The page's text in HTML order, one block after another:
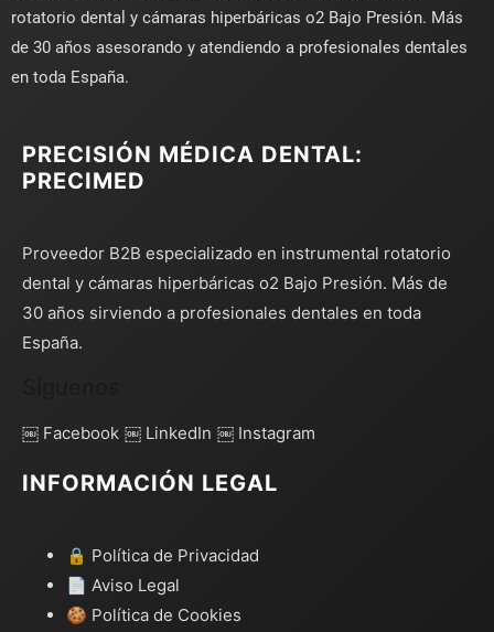
rotatorio dental y cámaras hiperbáricas o2 Bajo Presión. Más
de 30 años asesorando y atendiendo a profesionales dentales
en toda España.
PRECISIÓN MÉDICA DENTAL:
PRECIMED
Proveedor B2B especializado en instrumental rotatorio
dental y cámaras hiperbáricas o2 Bajo Presión. Más de
30 años sirviendo a profesionales dentales en toda
España.
￼ Facebook ￼ LinkedIn ￼ Instagram
INFORMACIÓN LEGAL
🔒 Política de Privacidad
📄 Aviso Legal
🍪 Política de Cookies